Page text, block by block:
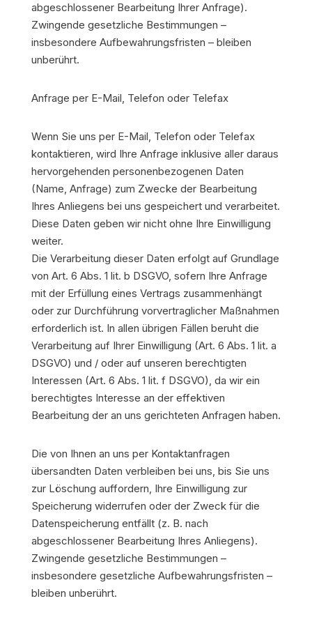
abgeschlossener Bearbeitung Ihrer Anfrage).
Zwingende gesetzliche Bestimmungen –
insbesondere Aufbewahrungsfristen – bleiben
unberührt.
Anfrage per E-Mail, Telefon oder Telefax
Wenn Sie uns per E-Mail, Telefon oder Telefax
kontaktieren, wird Ihre Anfrage inklusive aller daraus
hervorgehenden personenbezogenen Daten
(Name, Anfrage) zum Zwecke der Bearbeitung
Ihres Anliegens bei uns gespeichert und verarbeitet.
Diese Daten geben wir nicht ohne Ihre Einwilligung
weiter.
Die Verarbeitung dieser Daten erfolgt auf Grundlage
von Art. 6 Abs. 1 lit. b DSGVO, sofern Ihre Anfrage
mit der Erfüllung eines Vertrags zusammenhängt
oder zur Durchführung vorvertraglicher Maßnahmen
erforderlich ist. In allen übrigen Fällen beruht die
Verarbeitung auf Ihrer Einwilligung (Art. 6 Abs. 1 lit. a
DSGVO) und / oder auf unseren berechtigten
Interessen (Art. 6 Abs. 1 lit. f DSGVO), da wir ein
berechtigtes Interesse an der effektiven
Bearbeitung der an uns gerichteten Anfragen haben.
Die von Ihnen an uns per Kontaktanfragen
übersandten Daten verbleiben bei uns, bis Sie uns
zur Löschung auffordern, Ihre Einwilligung zur
Speicherung widerrufen oder der Zweck für die
Datenspeicherung entfällt (z. B. nach
abgeschlossener Bearbeitung Ihres Anliegens).
Zwingende gesetzliche Bestimmungen –
insbesondere gesetzliche Aufbewahrungsfristen –
bleiben unberührt.